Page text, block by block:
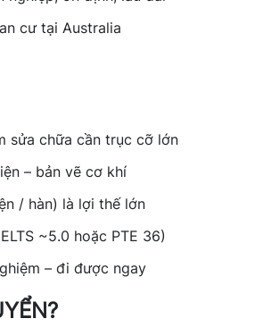
cư tại Australia
sửa chữa cần trục cỡ lớn
– bản vẽ cơ khí
/ hàn) là lợi thế lớn
~5.0 hoặc PTE 36)
– đi được ngay